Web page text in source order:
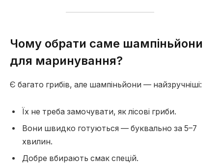
Чому обрати саме шампіньйони
для маринування?
Є багато грибів, але шампіньйони — найзручніші:
Їх не треба замочувати, як лісові гриби.
Вони швидко готуються — буквально за 5–7
хвилин.
Добре вбирають смак спецій.